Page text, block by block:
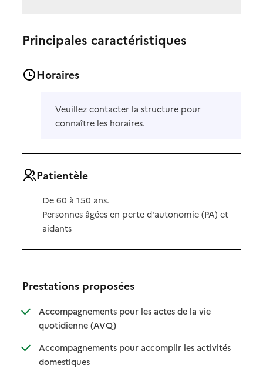
Principales caractéristiques
Horaires
Veuillez contacter la structure pour
connaître les horaires.
Patientèle
De 60 à 150 ans.
Personnes âgées en perte d'autonomie (PA) et
aidants
Prestations proposées
Accompagnements pour les actes de la vie
quotidienne (AVQ): disponible
: non disponible
Accompagnements pour accomplir les activités
domestiques: disponible
: non disponible